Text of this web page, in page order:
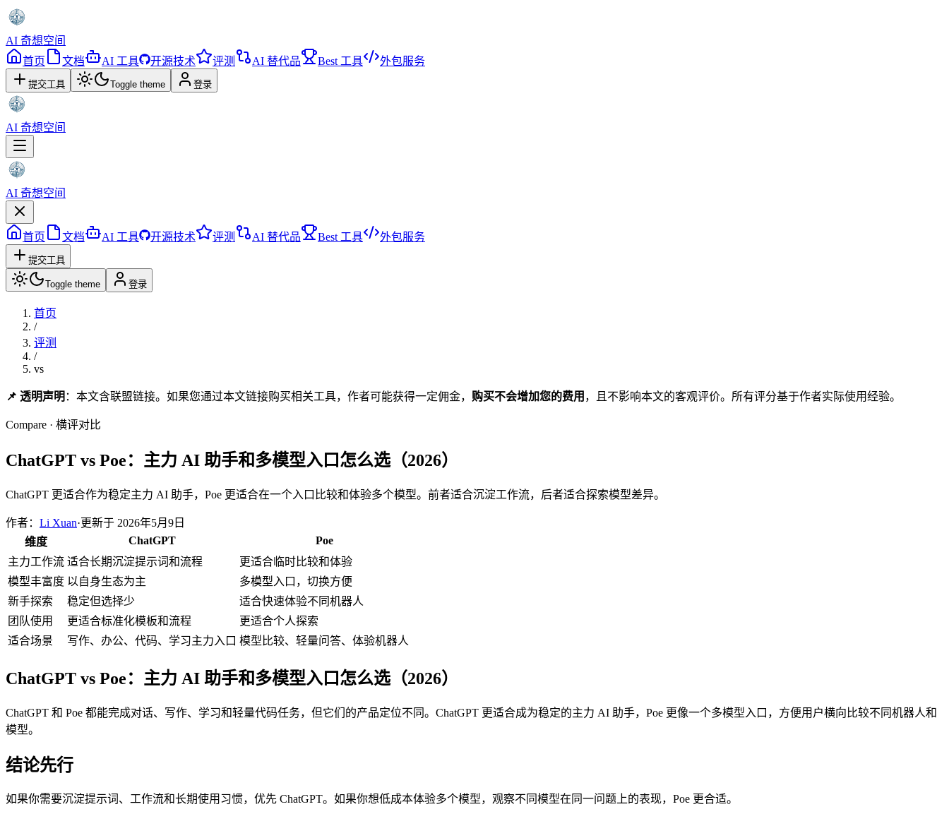
AI 奇想空间
首页
文档 AI 工具 开源技术 评测 AI 替代品 Best 工具 外包服务
提交工具 Toggle theme 登录
AI 奇想空间
AI 奇想空间
首页 文档 AI 工具 开源技术 评测 AI 替代品 Best 工具 外包服务
提交工具
Toggle theme 登录
首页
/
评测
/
vs
📌 透明声明 ：本文含联盟链接。如果您通过本文链接购买相关工具，作者可能获得一定佣金， 购买不会增加您的费用 ，且不影响本文的客观评价。所有评分基于作者实际使用经验。
Compare · 横评对比
ChatGPT vs Poe：主力 AI 助手和多模型入口怎么选（2026）
ChatGPT 更适合作为稳定主力 AI 助手，Poe 更适合在一个入口比较和体验多个模型。前者适合沉淀工作流，后者适合探索模型差异。
作者： Li Xuan·更新于 2026年5月9日
维度
ChatGPT
Poe
主力工作流 适合长期沉淀提示词和流程
更适合临时比较和体验
模型丰富度 以自身生态为主
多模型入口，切换方便
新手探索
稳定但选择少
适合快速体验不同机器人
团队使用
更适合标准化模板和流程
更适合个人探索
适合场景
写作、办公、代码、学习主力入口 模型比较、轻量问答、体验机器人
ChatGPT vs Poe：主力 AI 助手和多模型入口怎么选（2026）
ChatGPT 和 Poe 都能完成对话、写作、学习和轻量代码任务，但它们的产品定位不同。ChatGPT 更适合成为稳定的主力 AI 助手，Poe 更像一个多模型入口，方便用户横向比较不同机器人和
模型。
结论先行
如果你需要沉淀提示词、工作流和长期使用习惯，优先 ChatGPT。如果你想低成本体验多个模型，观察不同模型在同一问题上的表现，Poe 更合适。